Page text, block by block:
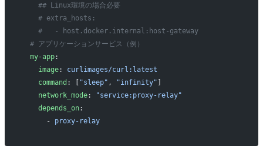
    ## Linux環境の場合必要
    # extra_hosts:
    #   - host.docker.internal:host-gateway
  # アプリケーションサービス（例）
  my-app
:
    image
: curlimages/curl:latest
    command
: [ "sleep" , "infinity" ]
    network_mode
:
"service:proxy-relay"
    depends_on
:
      -
proxy-relay